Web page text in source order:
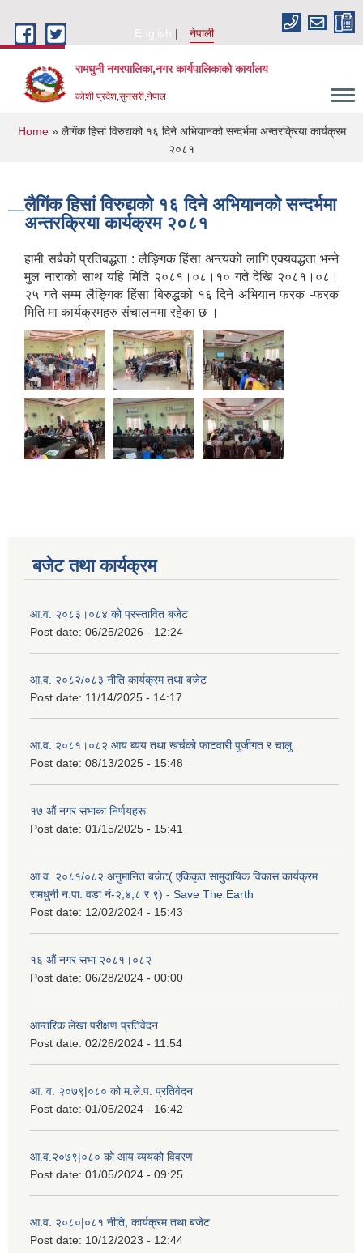
English
नेपाली
रामधुनी नगरपालिका,नगर कार्यपालिकाको कार्यालय
कोशी प्रदेश,सुनसरी,नेपाल
You are here
Home» लैगिंक हिसां विरुद्यको १६ दिने अभियानको सन्दर्भमा अन्तरक्रिया कार्यक्रम
२०८१
लैगिंक हिसां विरुद्यको १६ दिने अभियानको सन्दर्भमा
अन्तरक्रिया कार्यक्रम २०८१
हामी सबैको प्रतिबद्धता : लैङ्गिक हिंसा अन्त्यको लागि एक्यवद्धता भन्ने
मुल नाराको साथ यहि मिति २०८१।०८।१० गते देखि २०८१।०८।
२५ गते सम्म लैङ्गिक हिंसा बिरुद्धको १६ दिने अभियान फरक -फरक
मिति मा कार्यक्रमहरु संचालनमा रहेका छ ।
बजेट तथा कार्यक्रम
आ.व. २०८३।०८४ को प्रस्तावित बजेट
Post date: 06/25/2026 - 12:24
आ.व. २०८२/०८३ नीति कार्यक्रम तथा बजेट
Post date: 11/14/2025 - 14:17
आ.व. २०८१।०८२ आय ब्यय तथा खर्चको फाटवारी पुजीगत र चालु
Post date: 08/13/2025 - 15:48
१७ औं नगर सभाका निर्णयहरू
Post date: 01/15/2025 - 15:41
आ.व. २०८१/०८२ अनुमानित बजेट( एकिकृत सामुदायिक विकास कार्यक्रम
रामधुनी न.पा. वडा नं-२,४,८ र ९) - Save The Earth
Post date: 12/02/2024 - 15:43
१६ औं नगर सभा २०८१।०८२
Post date: 06/28/2024 - 00:00
आन्तरिक लेखा परीक्षण प्रतिवेदन
Post date: 02/26/2024 - 11:54
आ. व. २०७९|०८० को म.ले.प. प्रतिवेदन
Post date: 01/05/2024 - 16:42
आ.व.२०७९|०८० को आय व्ययको विवरण
Post date: 01/05/2024 - 09:25
आ.व. २०८०|०८१ नीति, कार्यक्रम तथा बजेट
Post date: 10/12/2023 - 12:44